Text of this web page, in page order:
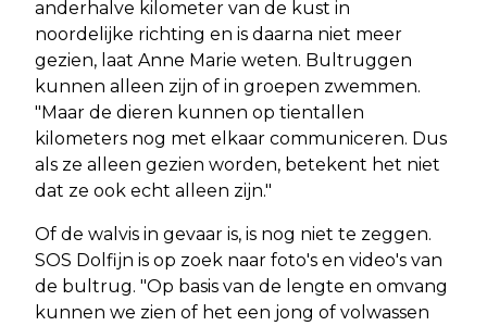
anderhalve kilometer van de kust in
noordelijke richting en is daarna niet meer
gezien, laat Anne Marie weten. Bultruggen
kunnen alleen zijn of in groepen zwemmen.
"Maar de dieren kunnen op tientallen
kilometers nog met elkaar communiceren. Dus
als ze alleen gezien worden, betekent het niet
dat ze ook echt alleen zijn."
Of de walvis in gevaar is, is nog niet te zeggen.
SOS Dolfijn is op zoek naar foto's en video's van
de bultrug. "Op basis van de lengte en omvang
kunnen we zien of het een jong of volwassen